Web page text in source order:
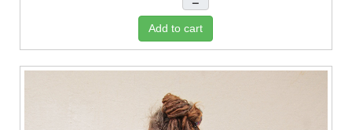
Add to cart